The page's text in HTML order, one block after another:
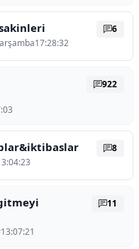
6
922
8
11